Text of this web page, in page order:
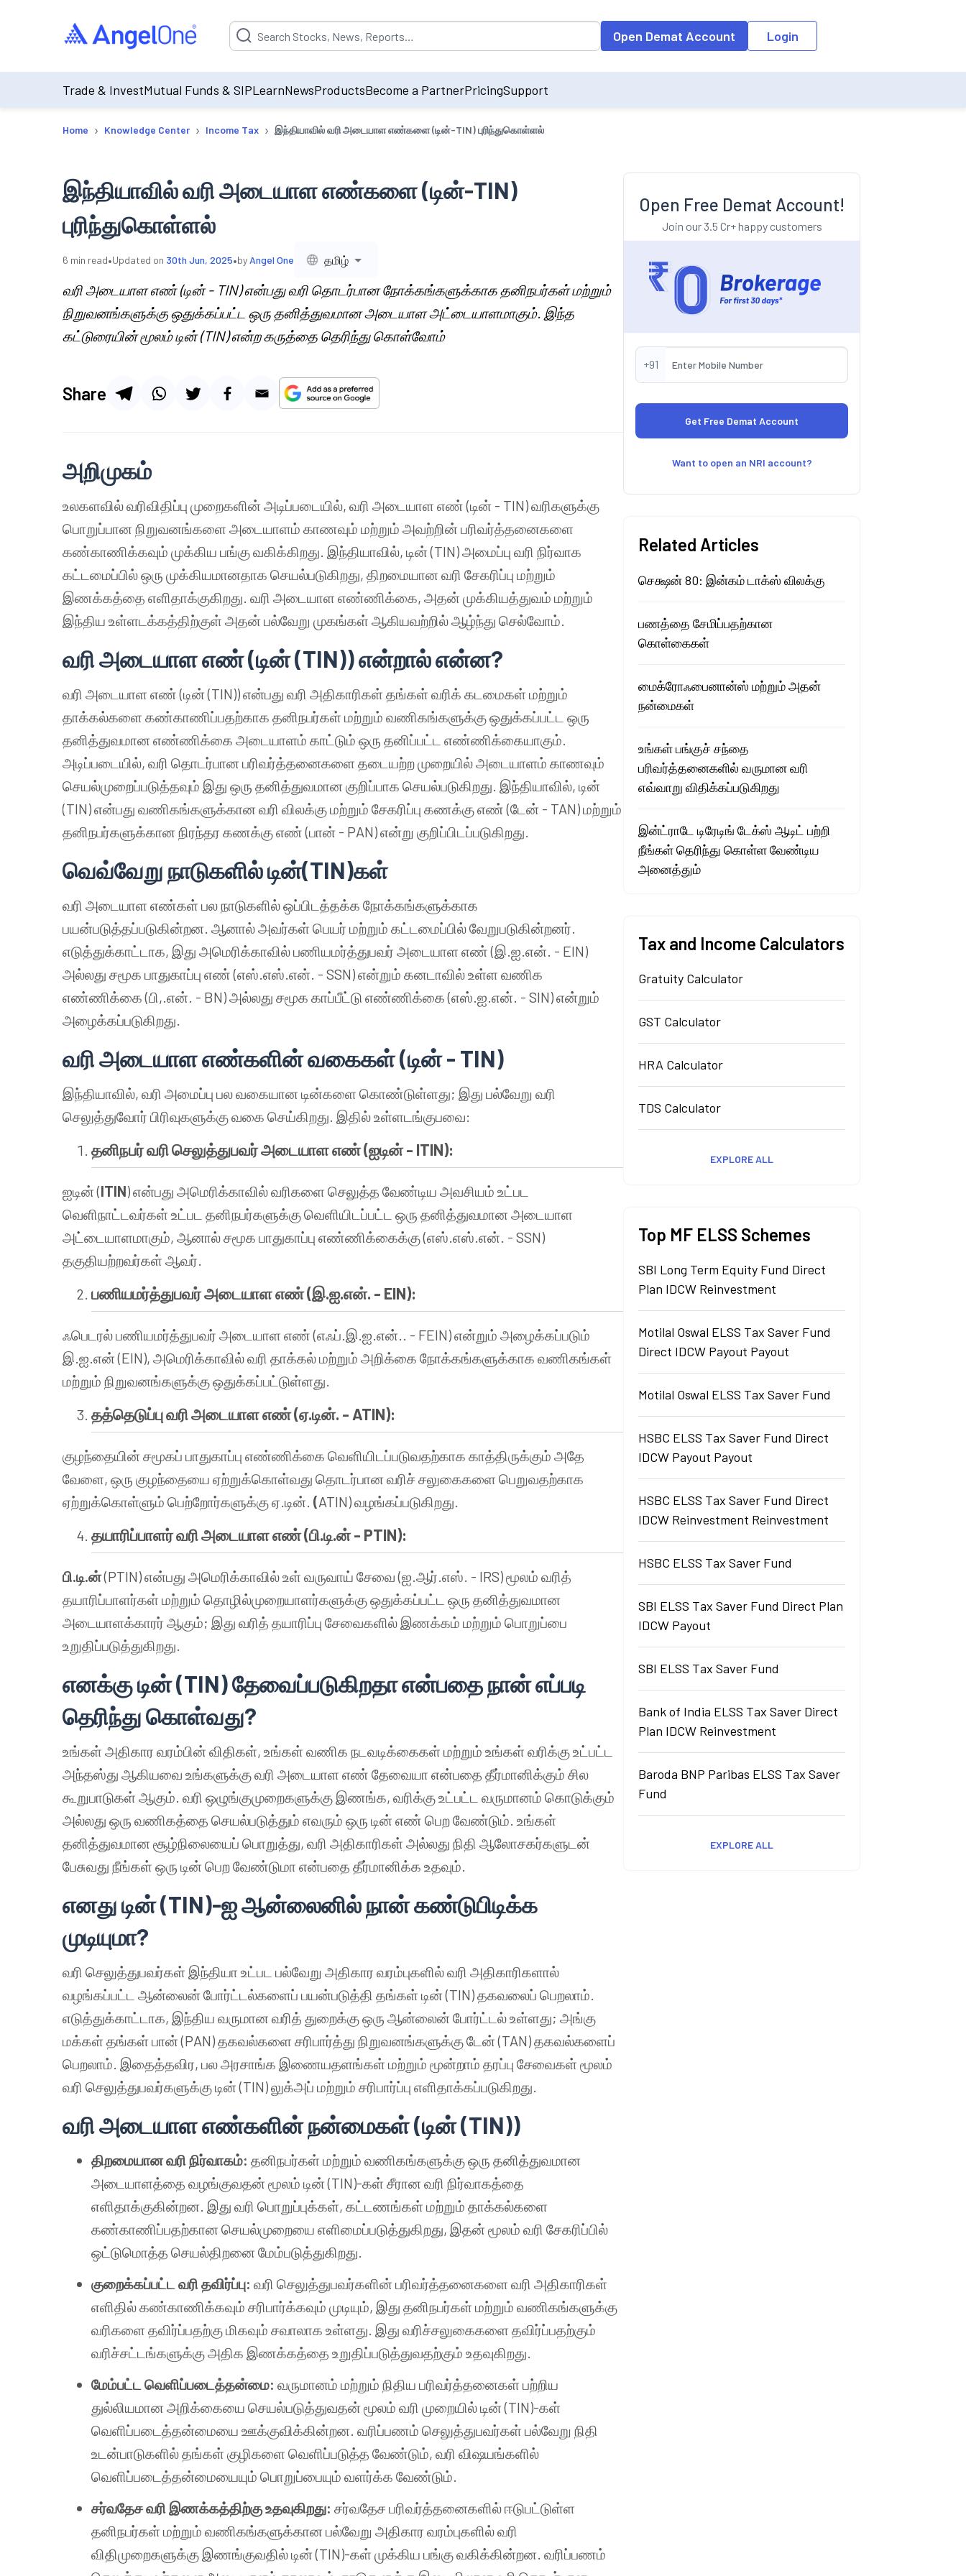
Suggestion will be populated by default on accessing the input field. On entering data into the input field, the suggestion list will be updated as per the
Open Demat Account Login
Trade & InvestMutual Funds & SIPLearnNewsProductsBecome a PartnerPricingSupport
Home › Knowledge Center › Income Tax › இந்தியாவில் வரி அடையாள எண்களை (டின்-TIN) புரிந்துகொள்ளல்
இந்தியாவில் வரி அடையாள எண்களை (டின்-TIN)
புரிந்துகொள்ளல்
6 min read•Updated on 30th Jun, 2025•by Angel One தமிழ்
வரி அடையாள எண் (டின் - TIN) என்பது வரி தொடர்பான நோக்கங்களுக்காக தனிநபர்கள் மற்றும்
நிறுவனங்களுக்கு ஒதுக்கப்பட்ட ஒரு தனித்துவமான அடையாள அட்டையாளமாகும். இந்த
கட்டுரையின் மூலம் டின் (TIN) என்ற கருத்தை தெரிந்து கொள்வோம்
Share
அறிமுகம்
உலகளவில் வரிவிதிப்பு முறைகளின் அடிப்படையில், வரி அடையாள எண் (டின் - TIN) வரிகளுக்கு
பொறுப்பான நிறுவனங்களை அடையாளம் காணவும் மற்றும் அவற்றின் பரிவர்த்தனைகளை
கண்காணிக்கவும் முக்கிய பங்கு வகிக்கிறது. இந்தியாவில், டின் (TIN) அமைப்பு வரி நிர்வாக
கட்டமைப்பில் ஒரு முக்கியமானதாக செயல்படுகிறது, திறமையான வரி சேகரிப்பு மற்றும்
இணக்கத்தை எளிதாக்குகிறது. வரி அடையாள எண்ணிக்கை, அதன் முக்கியத்துவம் மற்றும்
இந்திய உள்ளடக்கத்திற்குள் அதன் பல்வேறு முகங்கள் ஆகியவற்றில் ஆழ்ந்து செல்வோம்.
வரி அடையாள எண் (டின் (TIN)) என்றால் என்ன?
வரி அடையாள எண் (டின் (TIN)) என்பது வரி அதிகாரிகள் தங்கள் வரிக் கடமைகள் மற்றும்
தாக்கல்களை கண்காணிப்பதற்காக தனிநபர்கள் மற்றும் வணிகங்களுக்கு ஒதுக்கப்பட்ட ஒரு
தனித்துவமான எண்ணிக்கை அடையாளம் காட்டும் ஒரு தனிப்பட்ட எண்ணிக்கையாகும்.
அடிப்படையில், வரி தொடர்பான பரிவர்த்தனைகளை தடையற்ற முறையில் அடையாளம் காணவும்
செயல்முறைப்படுத்தவும் இது ஒரு தனித்துவமான குறிப்பாக செயல்படுகிறது. இந்தியாவில், டின்
(TIN) என்பது வணிகங்களுக்கான வரி விலக்கு மற்றும் சேகரிப்பு கணக்கு எண் (டேன் - TAN) மற்றும்
தனிநபர்களுக்கான நிரந்தர கணக்கு எண் (பான் - PAN) என்று குறிப்பிடப்படுகிறது.
வெவ்வேறு நாடுகளில் டின்(TIN)கள்
வரி அடையாள எண்கள் பல நாடுகளில் ஒப்பிடத்தக்க நோக்கங்களுக்காக
பயன்படுத்தப்படுகின்றன. ஆனால் அவர்கள் பெயர் மற்றும் கட்டமைப்பில் வேறுபடுகின்றனர்.
எடுத்துக்காட்டாக, இது அமெரிக்காவில் பணியமர்த்துபவர் அடையாள எண் (இ.ஐ.என். - EIN)
அல்லது சமூக பாதுகாப்பு எண் (எஸ்.எஸ்.என். - SSN) என்றும் கனடாவில் உள்ள வணிக
எண்ணிக்கை (பி,.என். - BN) அல்லது சமூக காப்பீட்டு எண்ணிக்கை (எஸ்.ஐ.என். - SIN) என்றும்
அழைக்கப்படுகிறது.
வரி அடையாள எண்களின் வகைகள் (டின் - TIN)
இந்தியாவில், வரி அமைப்பு பல வகையான டின்களை கொண்டுள்ளது; இது பல்வேறு வரி
செலுத்துவோர் பிரிவுகளுக்கு வகை செய்கிறது. இதில் உள்ளடங்குபவை:
தனிநபர் வரி செலுத்துபவர் அடையாள எண் (ஐடின் - ITIN):
ஐடின் (ITIN) என்பது அமெரிக்காவில் வரிகளை செலுத்த வேண்டிய அவசியம் உட்பட
வெளிநாட்டவர்கள் உட்பட தனிநபர்களுக்கு வெளியிடப்பட்ட ஒரு தனித்துவமான அடையாள
அட்டையாளமாகும், ஆனால் சமூக பாதுகாப்பு எண்ணிக்கைக்கு (எஸ்.எஸ்.என். - SSN)
தகுதியற்றவர்கள் ஆவர்.
பணியமர்த்துபவர் அடையாள எண் (இ.ஐ.என். - EIN):
ஃபெடரல் பணியமர்த்துபவர் அடையாள எண் (எஃப்.இ.ஐ.என்.. - FEIN) என்றும் அழைக்கப்படும்
இ.ஐ.என் (EIN), அமெரிக்காவில் வரி தாக்கல் மற்றும் அறிக்கை நோக்கங்களுக்காக வணிகங்கள்
மற்றும் நிறுவனங்களுக்கு ஒதுக்கப்பட்டுள்ளது.
தத்தெடுப்பு வரி அடையாள எண் (ஏ.டின். - ATIN):
குழந்தையின் சமூகப் பாதுகாப்பு எண்ணிக்கை வெளியிடப்படுவதற்காக காத்திருக்கும் அதே
வேளை, ஒரு குழந்தையை ஏற்றுக்கொள்வது தொடர்பான வரிச் சலுகைகளை பெறுவதற்காக
ஏற்றுக்கொள்ளும் பெற்றோர்களுக்கு ஏ.டின். (ATIN) வழங்கப்படுகிறது.
தயாரிப்பாளர் வரி அடையாள எண் (பி.டி.ன் - PTIN):
பி.டி.ன்(PTIN) என்பது அமெரிக்காவில் உள் வருவாய் சேவை (ஐ.ஆர்.எஸ். - IRS) மூலம் வரித்
தயாரிப்பாளர்கள் மற்றும் தொழில்முறையாளர்களுக்கு ஒதுக்கப்பட்ட ஒரு தனித்துவமான
அடையாளக்காரர் ஆகும்; இது வரித் தயாரிப்பு சேவைகளில் இணக்கம் மற்றும் பொறுப்பை
உறுதிப்படுத்துகிறது.
எனக்கு டின்(TIN)தேவைப்படுகிறதா என்பதை நான் எப்படி
தெரிந்து கொள்வது?
உங்கள் அதிகார வரம்பின் விதிகள், உங்கள் வணிக நடவடிக்கைகள் மற்றும் உங்கள் வரிக்கு உட்பட்ட
அந்தஸ்து ஆகியவை உங்களுக்கு வரி அடையாள எண் தேவையா என்பதை தீர்மானிக்கும் சில
கூறுபாடுகள் ஆகும். வரி ஒழுங்குமுறைகளுக்கு இணங்க, வரிக்கு உட்பட்ட வருமானம் கொடுக்கும்
அல்லது ஒரு வணிகத்தை செயல்படுத்தும் எவரும் ஒரு டின் எண் பெற வேண்டும். உங்கள்
தனித்துவமான சூழ்நிலையைப் பொறுத்து, வரி அதிகாரிகள் அல்லது நிதி ஆலோசகர்களுடன்
பேசுவது நீங்கள் ஒரு டின் பெற வேண்டுமா என்பதை தீர்மானிக்க உதவும்.
எனது டின் (TIN)-ஐ ஆன்லைனில் நான் கண்டுபிடிக்க
முடியுமா?
வரி செலுத்துபவர்கள் இந்தியா உட்பட பல்வேறு அதிகார வரம்புகளில் வரி அதிகாரிகளால்
வழங்கப்பட்ட ஆன்லைன் போர்ட்டல்களைப் பயன்படுத்தி தங்கள் டின் (TIN) தகவலைப் பெறலாம்.
எடுத்துக்காட்டாக, இந்திய வருமான வரித் துறைக்கு ஒரு ஆன்லைன் போர்ட்டல் உள்ளது; அங்கு
மக்கள் தங்கள் பான் (PAN) தகவல்களை சரிபார்த்து நிறுவனங்களுக்கு டேன் (TAN) தகவல்களைப்
பெறலாம். இதைத்தவிர, பல அரசாங்க இணையதளங்கள் மற்றும் மூன்றாம் தரப்பு சேவைகள் மூலம்
வரி செலுத்துபவர்களுக்கு டின் (TIN) லுக்அப் மற்றும் சரிபார்ப்பு எளிதாக்கப்படுகிறது.
வரி அடையாள எண்களின் நன்மைகள் (டின் (TIN))
திறமையான வரி நிர்வாகம்: தனிநபர்கள் மற்றும் வணிகங்களுக்கு ஒரு தனித்துவமான
அடையாளத்தை வழங்குவதன் மூலம் டின் (TIN)-கள் சீரான வரி நிர்வாகத்தை
எளிதாக்குகின்றன. இது வரி பொறுப்புக்கள், கட்டணங்கள் மற்றும் தாக்கல்களை
கண்காணிப்பதற்கான செயல்முறையை எளிமைப்படுத்துகிறது, இதன் மூலம் வரி சேகரிப்பில்
ஒட்டுமொத்த செயல்திறனை மேம்படுத்துகிறது.
குறைக்கப்பட்ட வரி தவிர்ப்பு: வரி செலுத்துபவர்களின் பரிவர்த்தனைகளை வரி அதிகாரிகள்
எளிதில் கண்காணிக்கவும் சரிபார்க்கவும் முடியும், இது தனிநபர்கள் மற்றும் வணிகங்களுக்கு
வரிகளை தவிர்ப்பதற்கு மிகவும் சவாலாக உள்ளது. இது வரிச்சலுகைகளை தவிர்ப்பதற்கும்
வரிச்சட்டங்களுக்கு அதிக இணக்கத்தை உறுதிப்படுத்துவதற்கும் உதவுகிறது.
மேம்பட்ட வெளிப்படைத்தன்மை: வருமானம் மற்றும் நிதிய பரிவர்த்தனைகள் பற்றிய
துல்லியமான அறிக்கையை செயல்படுத்துவதன் மூலம் வரி முறையில் டின் (TIN)-கள்
வெளிப்படைத்தன்மையை ஊக்குவிக்கின்றன. வரிப்பணம் செலுத்துபவர்கள் பல்வேறு நிதி
உடன்பாடுகளில் தங்கள் குழிகளை வெளிப்படுத்த வேண்டும், வரி விஷயங்களில்
வெளிப்படைத்தன்மையையும் பொறுப்பையும் வளர்க்க வேண்டும்.
சர்வதேச வரி இணக்கத்திற்கு உதவுகிறது: சர்வதேச பரிவர்த்தனைகளில் ஈடுபட்டுள்ள
தனிநபர்கள் மற்றும் வணிகங்களுக்கான பல்வேறு அதிகார வரம்புகளில் வரி
விதிமுறைகளுக்கு இணங்குவதில் டின் (TIN)-கள் முக்கிய பங்கு வகிக்கின்றன. வரிப்பணம்
Open Free Demat Account!
Join our 3.5 Cr+ happy customers
+91
Want to open an NRI account?
Related Articles
செக்ஷன் 80: இன்கம் டாக்ஸ் விலக்கு
பணத்தை சேமிப்பதற்கான
கொள்கைகள்
மைக்ரோஃபைனான்ஸ் மற்றும் அதன்
நன்மைகள்
உங்கள் பங்குச் சந்தை
பரிவர்த்தனைகளில் வருமான வரி
எவ்வாறு விதிக்கப்படுகிறது
இன்ட்ராடே டிரேடிங் டேக்ஸ் ஆடிட் பற்றி
நீங்கள் தெரிந்து கொள்ள வேண்டிய
அனைத்தும்
Tax and Income Calculators
Gratuity Calculator
GST Calculator
HRA Calculator
TDS Calculator
EXPLORE ALL
Top MF ELSS Schemes
SBI Long Term Equity Fund Direct
Plan IDCW Reinvestment
Motilal Oswal ELSS Tax Saver Fund
Direct IDCW Payout Payout
Motilal Oswal ELSS Tax Saver Fund
HSBC ELSS Tax Saver Fund Direct
IDCW Payout Payout
HSBC ELSS Tax Saver Fund Direct
IDCW Reinvestment Reinvestment
HSBC ELSS Tax Saver Fund
SBI ELSS Tax Saver Fund Direct Plan
IDCW Payout
SBI ELSS Tax Saver Fund
Bank of India ELSS Tax Saver Direct
Plan IDCW Reinvestment
Baroda BNP Paribas ELSS Tax Saver
Fund
EXPLORE ALL